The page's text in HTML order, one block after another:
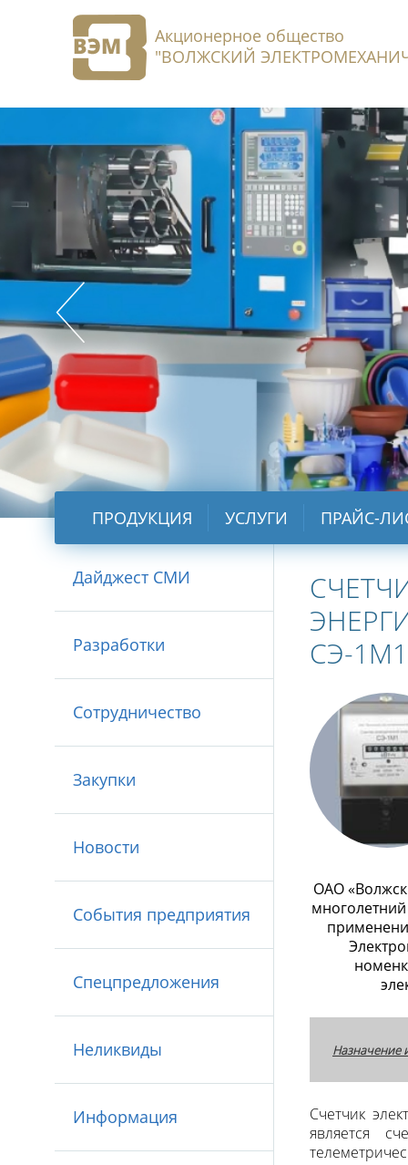
Акционерное общество
"ВОЛЖСКИЙ
ПРОДУКЦИЯ УСЛУГИ ПРАЙС-
Дайджест СМИ
Разработки
Сотрудничество
Закупки
Новости
События предприятия
Спецпредложения
Неликвиды
Информация
СЭ-
ОАО
Назначение
Счетчик
является